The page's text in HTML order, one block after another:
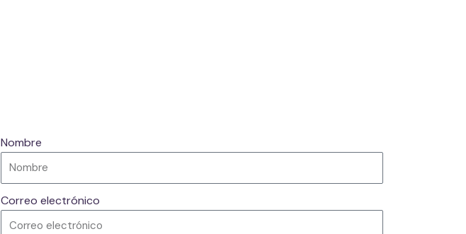
Nombre
Correo electrónico